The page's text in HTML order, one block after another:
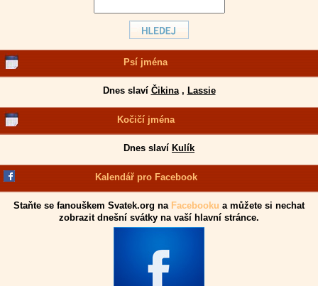
Psí jména
Dnes slaví Čikina, Lassie
Kočičí jména
Dnes slaví Kulík
Kalendář pro Facebook
Staňte se fanouškem Svatek.org na Facebooku a můžete si nechat
zobrazit dnešní svátky na vaší hlavní stránce.